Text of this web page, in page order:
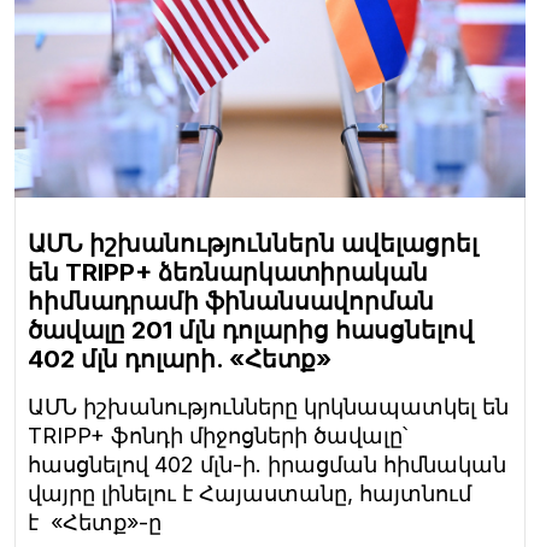
ԱՄՆ իշխանություններն ավելացրել
են TRIPP+ ձեռնարկատիրական
հիմնադրամի ֆինանսավորման
ծավալը 201 մլն դոլարից հասցնելով
402 մլն դոլարի. «Հետք»
ԱՄՆ իշխանությունները կրկնապատկել են
TRIPP+ ֆոնդի միջոցների ծավալը՝
հասցնելով 402 մլն-ի. իրացման հիմնական
վայրը լինելու է Հայաստանը, հայտնում
է «Հետք»-ը